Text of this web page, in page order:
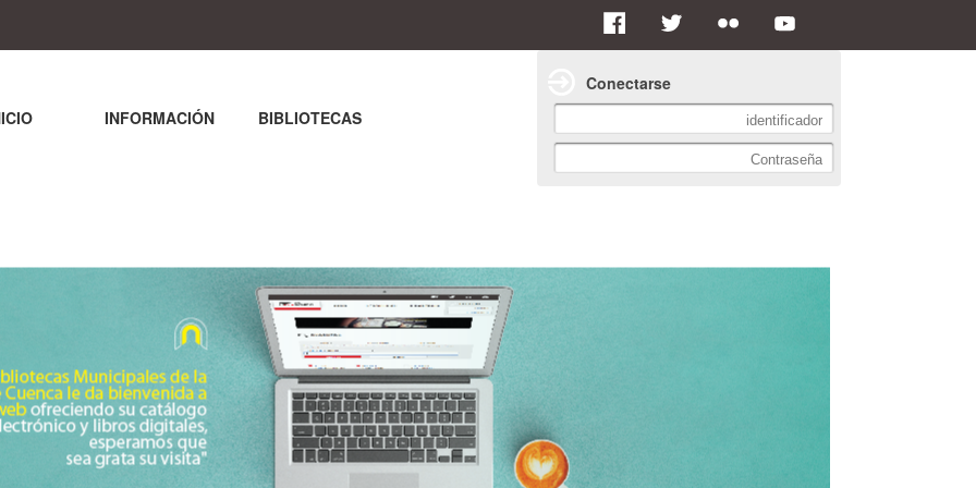
INFORMACIÓN BIBLIOTECAS
Conectarse